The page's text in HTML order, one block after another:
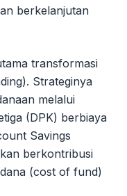
berkelanjutan
transformasi
Strateginya
melalui
(DPK) berbiaya
Savings
berkontribusi
(cost of fund)